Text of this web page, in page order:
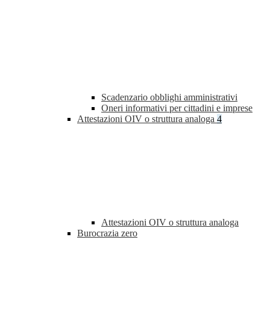
Scadenzario obblighi amministrativi
Oneri informativi per cittadini e imprese
Attestazioni OIV o struttura analoga 4
Attestazioni OIV o struttura analoga
Burocrazia zero